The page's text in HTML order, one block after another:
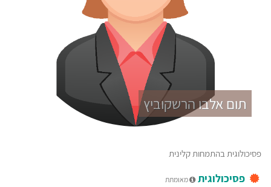
תום אלבו הרשקוביץ
פסיכולוגית בהתמחות קלינית
פסיכולוגית מאומתת